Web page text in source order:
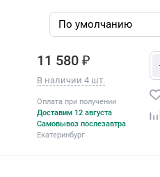
11 580 ₽
В наличии 4 шт.
Оплата при получении
Доставим 12 августа
Самовывоз послезавтра
Екатеринбург